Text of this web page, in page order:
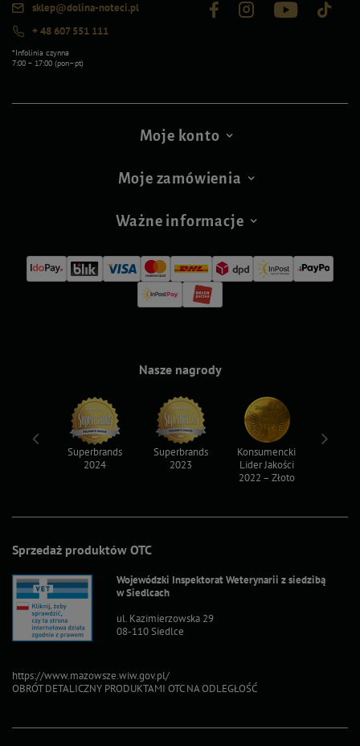
sklep@dolina-noteci.pl
+ 48 607 551 111
*Infolinia czynna
7:00 – 17:00 (pon–pt)
Moje konto
Moje zamówienia
Ważne informacje
Sprzedaż produktów OTC
Wojewódzki Inspektorat Weterynarii z siedzibą
w Siedlcach
ul. Kazimierzowska 29
08-110 Siedlce
https://www.mazowsze.wiw.gov.pl/
OBRÓT DETALICZNY PRODUKTAMI OTC NA ODLEGŁOŚĆ
Nasze nagrody
Superbrands
2024
Superbrands
2023
Konsumencki
Lider Jakości
2022 – Złoto